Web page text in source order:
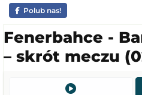
Polub nas!
Fenerbahce -
– skrót meczu